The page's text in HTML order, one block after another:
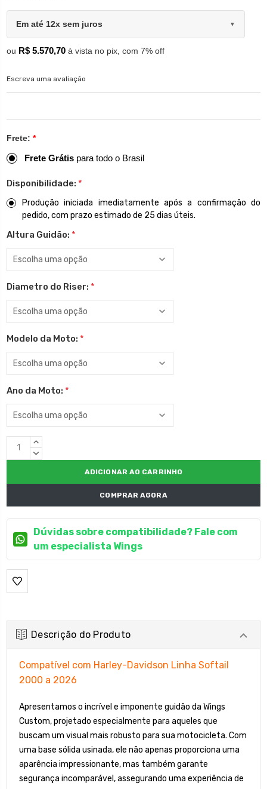
Em até 12x sem juros ▼
ou R$ 5.570,70 à vista no pix, com 7% off
Escreva uma avaliação
Frete: *
Frete Grátis para todo o Brasil
Disponibilidade: *
Produção iniciada imediatamente após a confirmação do
pedido, com prazo estimado de 25 dias úteis.
Altura Guidão: *
Diametro do Riser: *
Modelo da Moto: *
Ano da Moto: *
EstoqueQUANTIDADE
CRESCENTE:
QUANTIDADE
COMPRAR AGORA
Dúvidas sobre compatibilidade? Fale com
um especialista Wings
Descrição do Produto
Compatível com Harley-Davidson Linha Softail
2000 a 2026
Apresentamos o incrível e imponente guidão da Wings
Custom, projetado especialmente para aqueles que
buscam um visual mais robusto para sua motocicleta. Com
uma base sólida usinada, ele não apenas proporciona uma
aparência impressionante, mas também garante
segurança incomparável, assegurando uma experiência de